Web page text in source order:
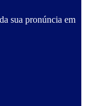
sua pronúncia em